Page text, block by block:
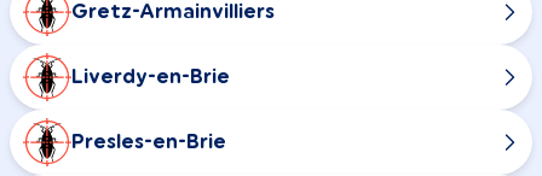
Gretz-Armainvilliers
Liverdy-en-Brie
Presles-en-Brie